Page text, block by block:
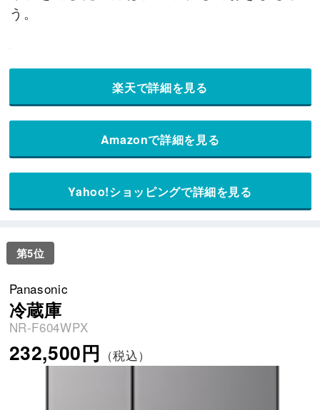
う。
楽天で詳細を見る
Amazonで詳細を見る
Yahoo!ショッピングで詳細を見る
第5位
Panasonic
冷蔵庫
NR-F604WPX
232,500円 （税込）